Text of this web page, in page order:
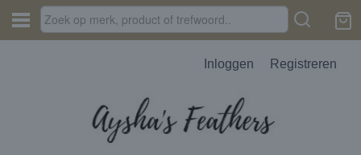
Inloggen Registreren